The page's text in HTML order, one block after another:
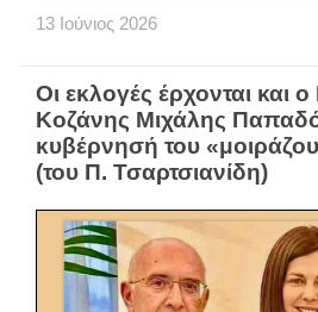
13 Ιούνιος 2026
Οι εκλογές έρχονται και
Κοζάνης Μιχάλης
κυβέρνησή του
(του Π. Τσαρτσιανίδη)